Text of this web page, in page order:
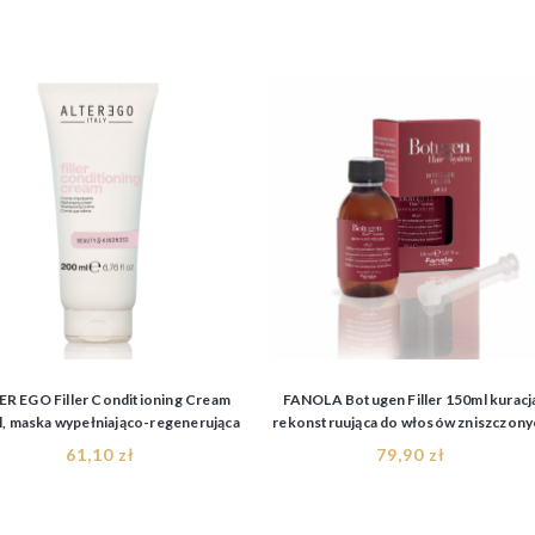
EGO Filler Conditioning Cream
maska wypełniająco-regenerująca
61,10 zł
FANOLA Botugen Filler 150ml
rekonstruująca do włosów
79,90 zł